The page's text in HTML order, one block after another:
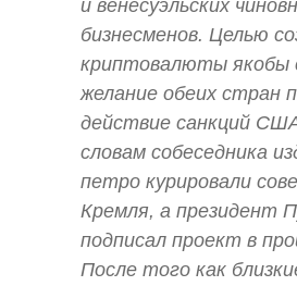
и венесуэльских
бизнесменов. Целью
криптовалюты якобы
желание обеих стран
действие санкций
словам собеседника
петро курировали
Кремля, а президент
подписал проект в
После того как